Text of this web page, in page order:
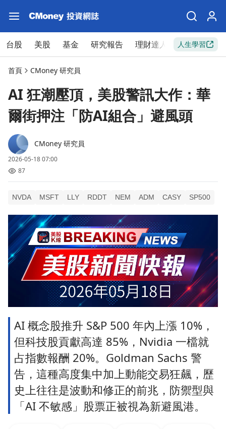
台股 美股 基金 研究報告 理財達人 新手入門
人生學習
首頁 CMoney 研究員
AI 狂潮壓頂，美股警訊大作：華
爾街押注「防AI組合」避風頭
CMoney 研究員
2026-05-18 07:00
87
NVDA MSFT LLY RDDT NEM ADM CASY SP500
AI 概念股推升 S&P 500 年內上漲 10%，
但科技股貢獻高達 85%，Nvidia 一檔就
占指數報酬 20%。Goldman Sachs 警
告，這種高度集中加上動能交易狂飆，歷
史上往往是波動和修正的前兆，防禦型與
「AI 不敏感」股票正被視為新避風港。